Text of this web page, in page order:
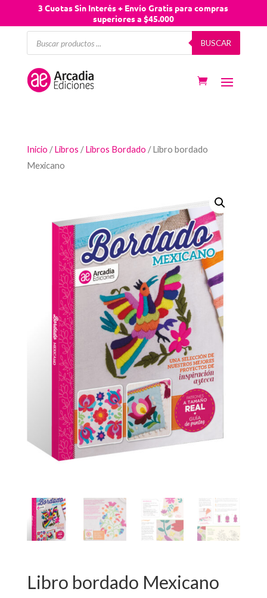
3 Cuotas Sin Interés + Envío Gratis para compras
superiores a $45.000
Búsqueda
productos
BUSCAR
Inicio /Libros /Libros Bordado / Libro bordado
Mexicano
Libro bordado Mexicano